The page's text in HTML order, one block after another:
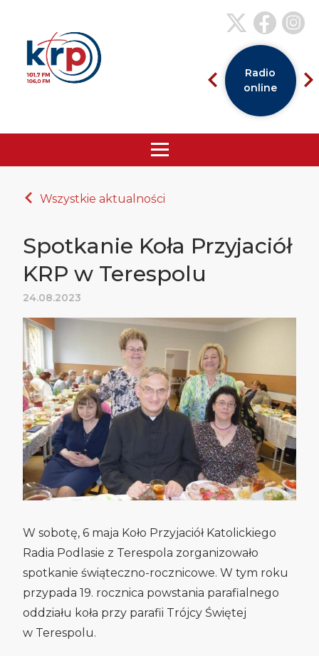
Radio
online
Wszystkie aktualności
Spotkanie Koła Przyjaciół
KRP w Terespolu
24.08.2023
W sobotę, 6 maja Koło Przyjaciół Katolickiego
Radia Podlasie z Terespola zorganizowało
spotkanie świąteczno-rocznicowe. W tym roku
przypada 19. rocznica powstania parafialnego
oddziału koła przy parafii Trójcy Świętej
w Terespolu.